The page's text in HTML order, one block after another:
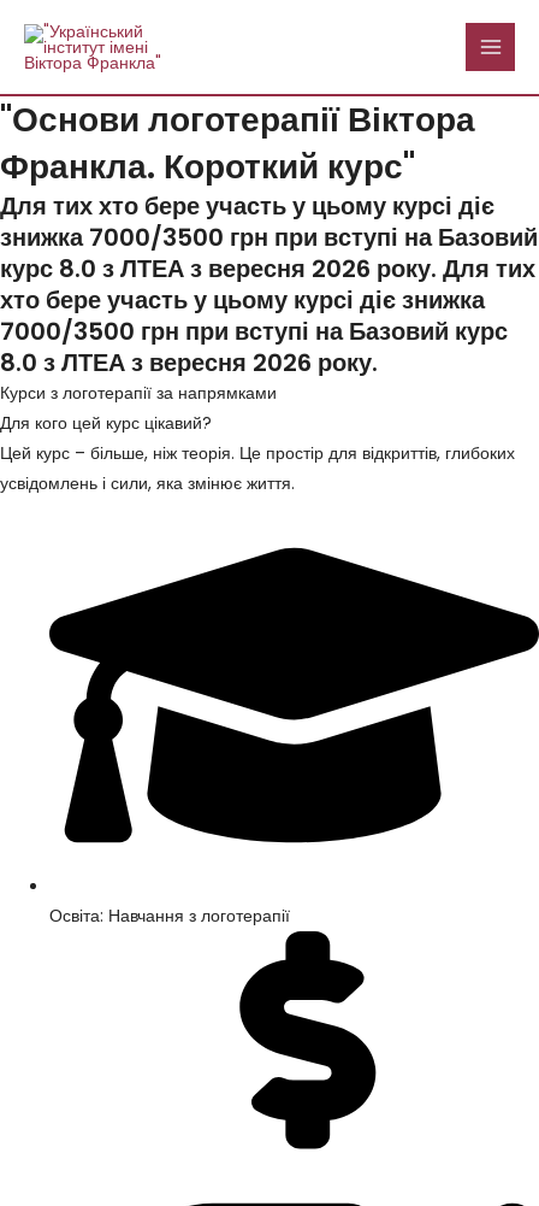
вмісту
"Основи логотерапії Віктора
Франкла. Короткий курс"
Для тих хто бере участь у цьому курсі діє
знижка 7000/3500 грн при вступі на Базовий
курс 8.0 з ЛТЕА з вересня 2026 року. Для тих
хто бере участь у цьому курсі діє знижка
7000/3500 грн при вступі на Базовий курс
8.0 з ЛТЕА з вересня 2026 року.
Курси з логотерапії за напрямками
Для кого цей курс цікавий?
Цей курс – більше, ніж теорія. Це простір для відкриттів, глибоких
усвідомлень і сили, яка змінює життя.
Освіта: Навчання з логотерапії